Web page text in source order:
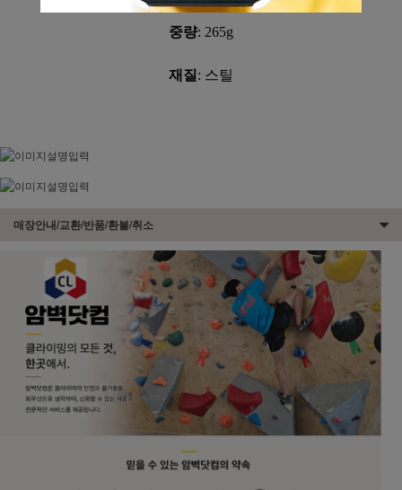
중량: 265g
재질 : 스틸
매장안내/교환/반품/환불/취소